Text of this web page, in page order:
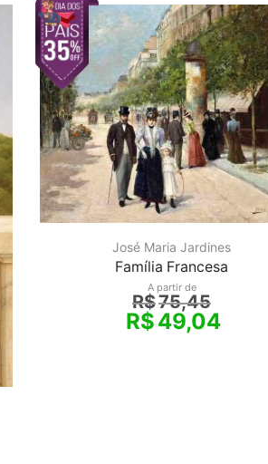
José Maria Jardines
Família Francesa
A partir de
R$75,45
R$49,04